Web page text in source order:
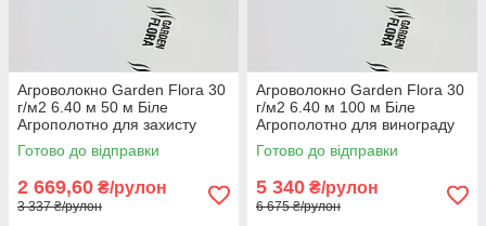
Агроволокно Garden Flora 30
г/м2 6.40 м 50 м Біле
Агрополотно для захисту
грядок Агроволокно для
городу
Готово до відправки
2 669,60 ₴/рулон
3 337 ₴/рулон
Агроволокно Garden Flora 30
г/м2 6.40 м 100 м Біле
Агрополотно для винограду
Щільне агроволокно для саду
Готово до відправки
5 340 ₴/рулон
6 675 ₴/рулон